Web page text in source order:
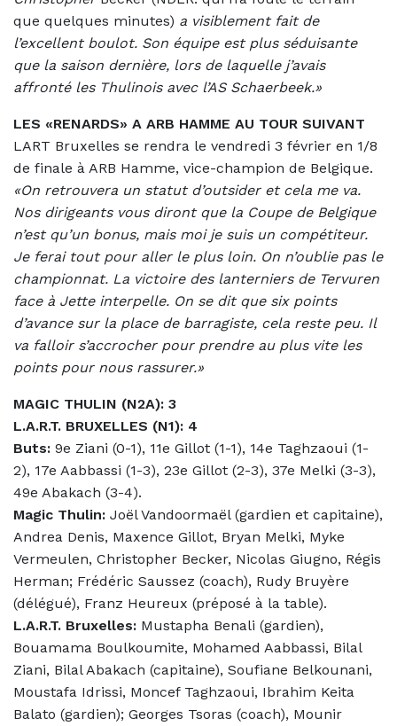
que quelques minutes) a visiblement fait de
l’excellent boulot. Son équipe est plus séduisante
que la saison dernière, lors de laquelle j’avais
affronté les Thulinois avec l’AS Schaerbeek.»
LES «RENARDS» A ARB HAMME AU TOUR SUIVANT
LART Bruxelles se rendra le vendredi 3 février en 1/8
de finale à ARB Hamme, vice-champion de Belgique.
«On retrouvera un statut d’outsider et cela me va.
Nos dirigeants vous diront que la Coupe de Belgique
n’est qu’un bonus, mais moi je suis un compétiteur.
Je ferai tout pour aller le plus loin. On n’oublie pas le
championnat. La victoire des lanterniers de Tervuren
face à Jette interpelle. On se dit que six points
d’avance sur la place de barragiste, cela reste peu. Il
va falloir s’accrocher pour prendre au plus vite les
points pour nous rassurer.»
MAGIC THULIN (N2A): 3
L.A.R.T. BRUXELLES (N1): 4
Buts: 9e Ziani (0-1), 11e Gillot (1-1), 14e Taghzaoui (1-
2), 17e Aabbassi (1-3), 23e Gillot (2-3), 37e Melki (3-3),
49e Abakach (3-4).
Magic Thulin: Joël Vandoormaël (gardien et capitaine),
Andrea Denis, Maxence Gillot, Bryan Melki, Myke
Vermeulen, Christopher Becker, Nicolas Giugno, Régis
Herman; Frédéric Saussez (coach), Rudy Bruyère
(délégué), Franz Heureux (préposé à la table).
L.A.R.T. Bruxelles: Mustapha Benali (gardien),
Bouamama Boulkoumite, Mohamed Aabbassi, Bilal
Ziani, Bilal Abakach (capitaine), Soufiane Belkounani,
Moustafa Idrissi, Moncef Taghzaoui, Ibrahim Keita
Balato (gardien); Georges Tsoras (coach), Mounir